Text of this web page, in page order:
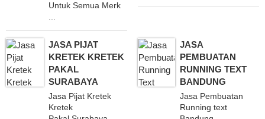
Untuk Semua Merk
JASA PIJAT
KRETEK KRETEK
PAKAL
SURABAYA
Jasa Pijat Kretek
Kretek
JASA
PEMBUATAN
RUNNING TEXT
BANDUNG
Jasa Pembuatan
Running text